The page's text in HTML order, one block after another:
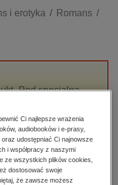
informatyka
i erotyka
Romans
„Pod specjalną
Ci najlepsze wrażenia
audiobooków i e-prasy,
udostępniać Ci najnowsze
i współpracy z naszymi
ze wszystkich plików cookies,
dostosować swoje
że zawsze możesz